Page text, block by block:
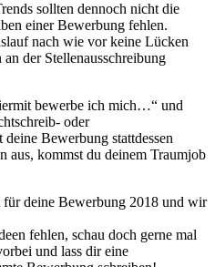
sollten dennoch nicht die
einer Bewerbung fehlen.
nach wie vor keine Lücken
der Stellenausschreibung
bewerbe ich mich…“ und
oder
Bewerbung stattdessen
aus, kommst du deinem Traumjob
deine Bewerbung 2018 und wir
fehlen, schau doch gerne mal
und lass dir eine